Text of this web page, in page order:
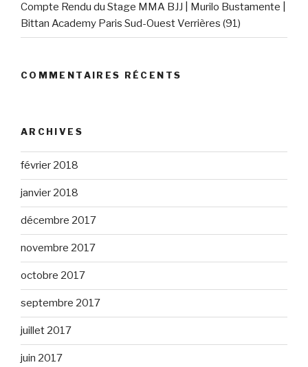
Compte Rendu du Stage MMA BJJ | Murilo Bustamente |
Bittan Academy Paris Sud-Ouest Verrières (91)
COMMENTAIRES RÉCENTS
ARCHIVES
février 2018
janvier 2018
décembre 2017
novembre 2017
octobre 2017
septembre 2017
juillet 2017
juin 2017